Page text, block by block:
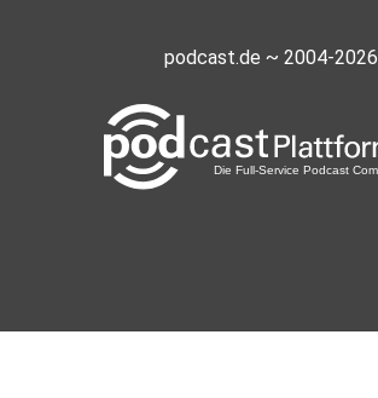
podcast.de ~ 2004-2026